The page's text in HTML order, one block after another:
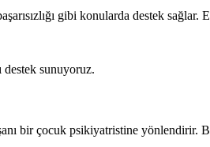
gibi konularda destek
destek sunuyoruz.
bir çocuk psikiyatristine yönlendirir.